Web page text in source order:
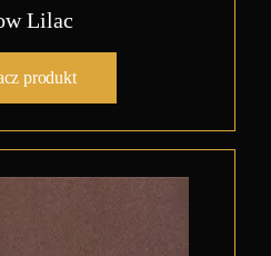
Lilac
produkt